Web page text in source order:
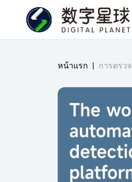
หน้าแรก | การตรว